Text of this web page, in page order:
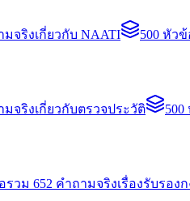
มจริงเกี่ยวกับ NAATI 500 หัว
มจริงเกี่ยวกับตรวจประวัติ
รวม 652 คำถามจริงเรื่องรับรอง